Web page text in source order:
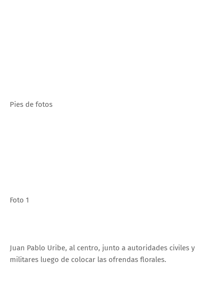
Pies de fotos
Foto 1
Juan Pablo Uribe, al centro, junto a autoridades civiles y
militares luego de colocar las ofrendas florales.